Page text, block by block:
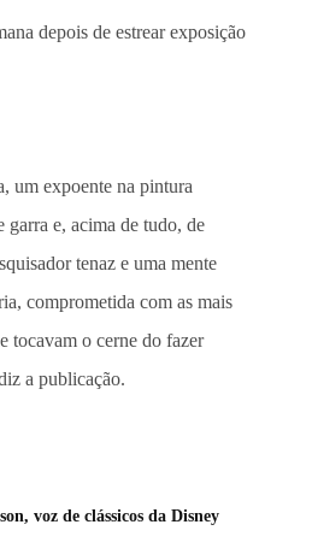
depois de estrear exposição
um expoente na pintura
garra e, acima de tudo, de
tenaz e uma mente
comprometida com as mais
tocavam o cerne do fazer
a publicação.
voz de clássicos da Disney